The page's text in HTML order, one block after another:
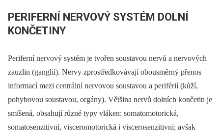
PERIFERNÍ NERVOVÝ SYSTÉM DOLNÍ
KONČETINY
Periferní nervový systém je tvořen soustavou nervů a nervových
zauzlin (ganglií). Nervy zprostředkovávají obousměrný přenos
informací mezi centrální nervovou soustavou a periférií (kůží,
pohybovou soustavou, orgány). Většina nervů dolních končetin je
smíšená, obsahují různé typy vláken: somatomotorická,
somatosenzitivní, visceromotorická i viscerosenzitivní; avšak